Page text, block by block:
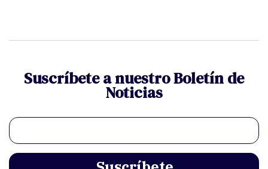
Suscríbete a nuestro Boletín de
Noticias